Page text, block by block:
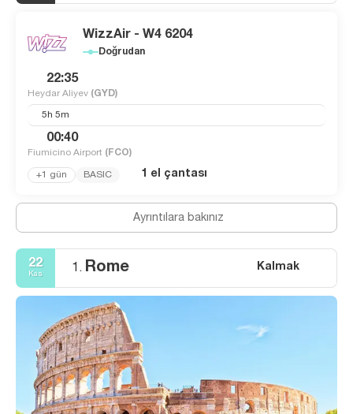
WizzAir - W4 6204
Doğrudan
22:35
Heydar Aliyev (GYD)
5h 5m
00:40
Fiumicino Airport (FCO)
+1 gün BASIC 1 el çantası
Ayrıntılara bakınız
22
Kas 1. Rome Kalmak